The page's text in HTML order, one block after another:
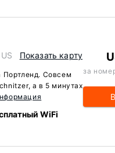
Показать карту
Портленд. Совсем
а в 5 минутах
WiFi
за